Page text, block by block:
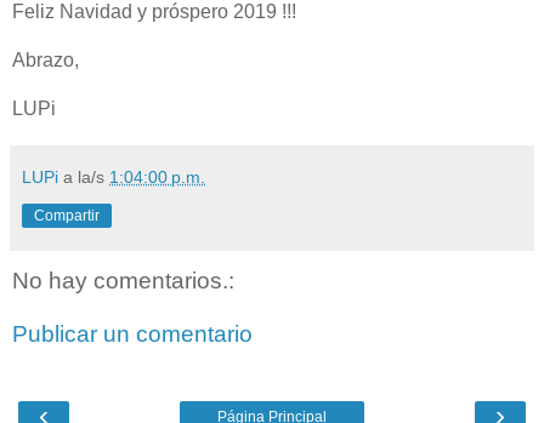
Feliz Navidad y próspero 2019 !!!
Abrazo,
LUPi
LUPi a la/s 1:04:00 p.m.
Compartir
No hay comentarios.:
Publicar un comentario
‹ ›
Página Principal